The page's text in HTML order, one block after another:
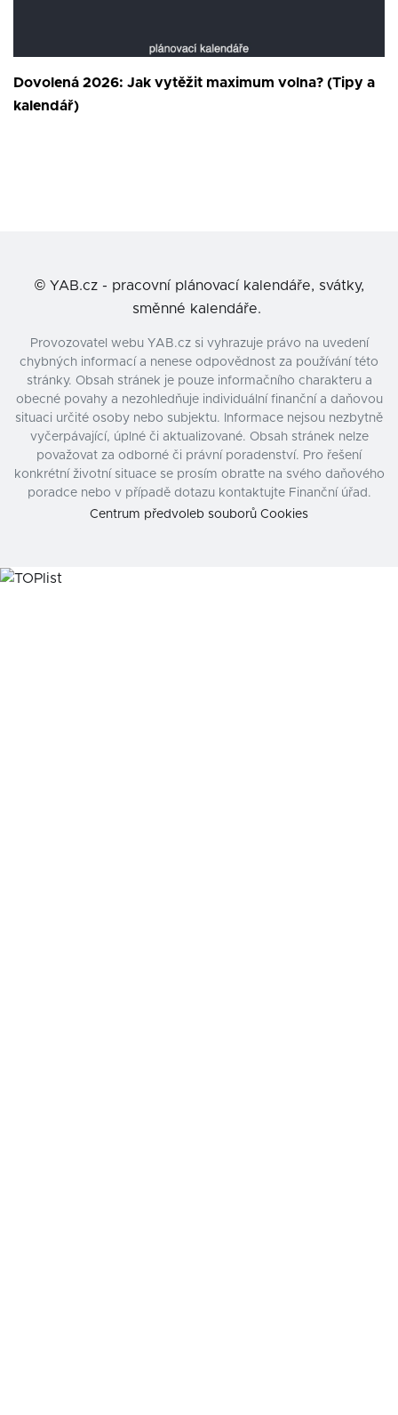
Dovolená 2026: Jak vytěžit maximum volna? (Tipy a
kalendář)
© YAB.cz - pracovní plánovací kalendáře, svátky,
směnné kalendáře.
Provozovatel webu YAB.cz si vyhrazuje právo na uvedení
chybných informací a nenese odpovědnost za používání této
stránky. Obsah stránek je pouze informačního charakteru a
obecné povahy a nezohledňuje individuální finanční a daňovou
situaci určité osoby nebo subjektu. Informace nejsou nezbytně
vyčerpávající, úplné či aktualizované. Obsah stránek nelze
považovat za odborné či právní poradenství. Pro řešení
konkrétní životní situace se prosím obraťte na svého daňového
poradce nebo v případě dotazu kontaktujte Finanční úřad.
Centrum předvoleb souborů Cookies